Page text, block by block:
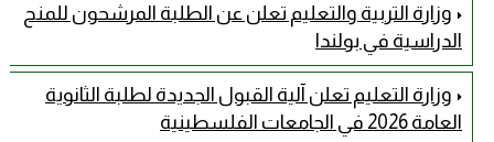
وزارة التربية والتعليم تعلن عن الطلبة المرشحون للمنح
الدراسية في بولندا
وزارة التعليم تعلن آلية القبول الجديدة لطلبة الثانوية
العامة 2026 في الجامعات الفلسطينية